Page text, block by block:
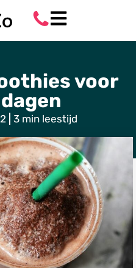
voor
3 min leestijd